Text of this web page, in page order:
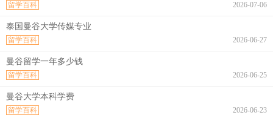
2026-07-06
留学百科
泰国曼谷大学传媒专业
2026-06-27
留学百科
曼谷留学一年多少钱
2026-06-25
留学百科
曼谷大学本科学费
2026-06-23
留学百科